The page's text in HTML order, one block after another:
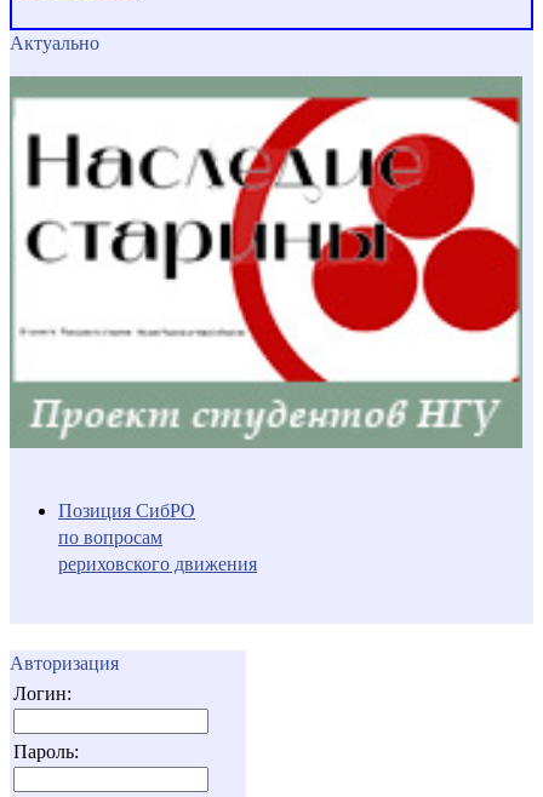
Актуально
Позиция СибРО
по вопросам
рериховского движения
Авторизация
Логин:
Пароль: